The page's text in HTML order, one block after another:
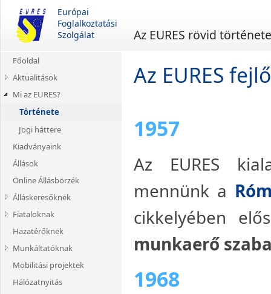
Európai
Foglalkoztatási
Szolgálat
Az EURES rövid története
Főoldal
Aktualitások
Munkaviszony
lekérdezése
Mi az EURES?
Története
Jogi háttere
Kiadványaink
Állások
Online Állásbörzék
Álláskeresőknek
Mielőtt elindulna
Ne váljon áldozattá!
Munkavállalók szabad
Fiataloknak
Gyakornoki és
Hazatérőknek
Munkáltatóknak
Közvetítés és toborzás
Közvetítők és kölcsönzők
Mobilitási projektek
Hálózatnyitás
Az EURES
1957
Az EURES
mennünk a
cikkelyében
munkaerő
1968